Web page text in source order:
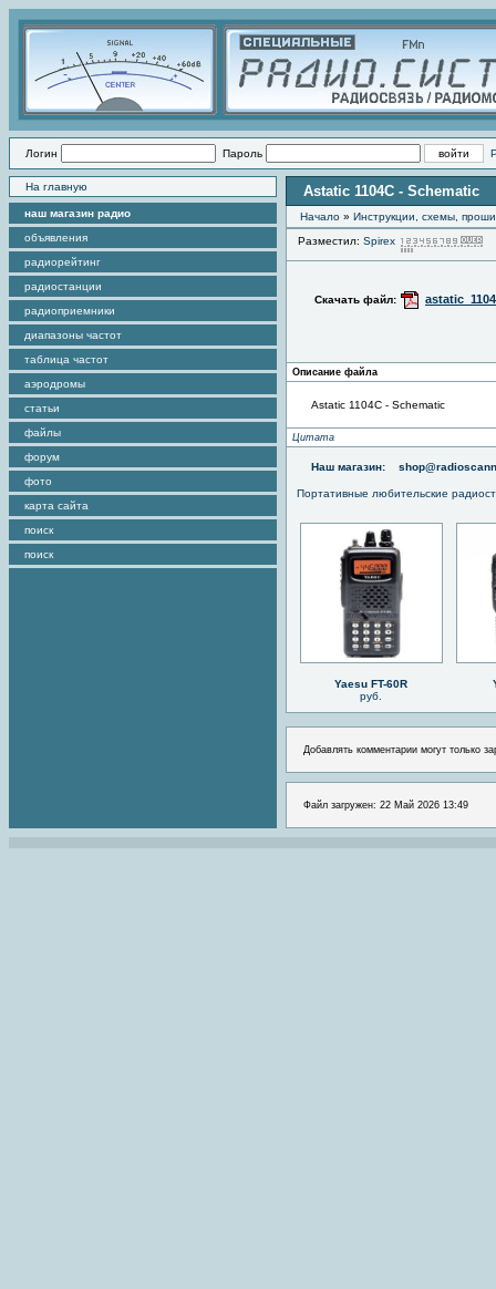
Логин Пароль
На главную
наш магазин радио
объявления
радиорейтинг
радиостанции
радиоприемники
диапазоны частот
таблица частот
аэродромы
статьи
файлы
форум
фото
карта сайта
поиск
поиск
Astatic 1104C - Schematic
Начало » Инструкции, схемы,
Разместил: Spirex
Скачать файл:
Описание файла
Astatic 1104C - Schematic
Цитата
Наш магазин:
Портативные любительские
Yaesu FT-60R
руб.
Добавлять комментарии могут только
Файл загружен: 22 Май 2026 13:49